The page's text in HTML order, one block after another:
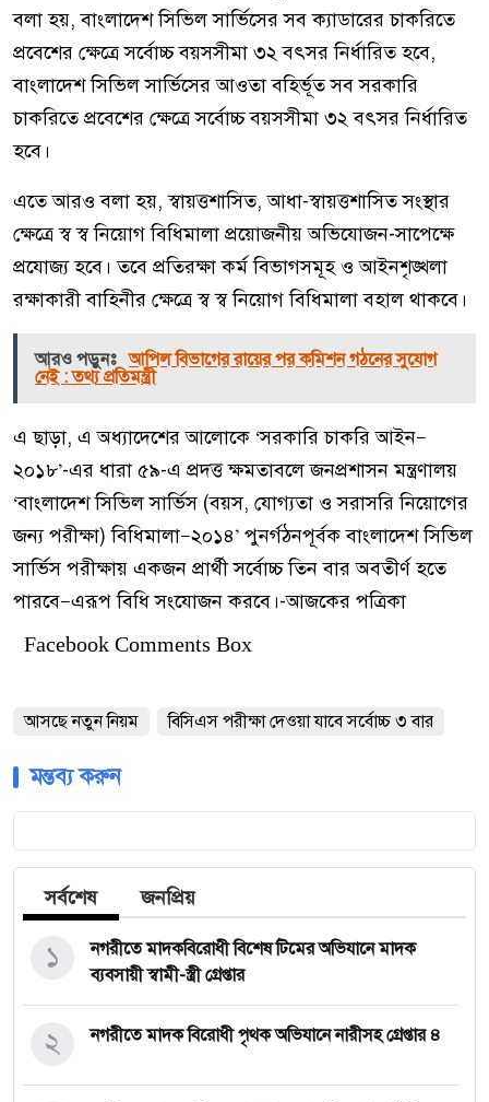
বলা হয়, বাংলাদেশ সিভিল সার্ভিসের সব ক্যাডারের চাকরিতে
প্রবেশের ক্ষেত্রে সর্বোচ্চ বয়সসীমা ৩২ বৎসর নির্ধারিত হবে,
বাংলাদেশ সিভিল সার্ভিসের আওতা বহির্ভূত সব সরকারি
চাকরিতে প্রবেশের ক্ষেত্রে সর্বোচ্চ বয়সসীমা ৩২ বৎসর নির্ধারিত
হবে।
এতে আরও বলা হয়, স্বায়ত্তশাসিত, আধা-স্বায়ত্তশাসিত সংস্থার
ক্ষেত্রে স্ব স্ব নিয়োগ বিধিমালা প্রয়োজনীয় অভিযোজন-সাপেক্ষে
প্রযোজ্য হবে। তবে প্রতিরক্ষা কর্ম বিভাগসমূহ ও আইনশৃঙ্খলা
রক্ষাকারী বাহিনীর ক্ষেত্রে স্ব স্ব নিয়োগ বিধিমালা বহাল থাকবে।
আরও পড়ুনঃ আপিল বিভাগের রায়ের পর কমিশন গঠনের সুযোগ
নেই : তথ্য প্রতিমন্ত্রী
এ ছাড়া, এ অধ্যাদেশের আলোকে ‘সরকারি চাকরি আইন—
২০১৮’-এর ধারা ৫৯-এ প্রদত্ত ক্ষমতাবলে জনপ্রশাসন মন্ত্রণালয়
‘বাংলাদেশ সিভিল সার্ভিস (বয়স, যোগ্যতা ও সরাসরি নিয়োগের
জন্য পরীক্ষা) বিধিমালা—২০১৪’ পুনর্গঠনপূর্বক বাংলাদেশ সিভিল
সার্ভিস পরীক্ষায় একজন প্রার্থী সর্বোচ্চ তিন বার অবতীর্ণ হতে
পারবে—এরূপ বিধি সংযোজন করবে।-আজকের পত্রিকা
Facebook Comments Box
আসছে নতুন নিয়ম বিসিএস পরীক্ষা দেওয়া যাবে সর্বোচ্চ ৩ বার
মন্তব্য করুন
সর্বশেষ জনপ্রিয়
নগরীতে মাদকবিরোধী বিশেষ টিমের অভিযানে মাদক
ব্যবসায়ী স্বামী-স্ত্রী গ্রেপ্তার
১
নগরীতে মাদক বিরোধী পৃথক অভিযানে নারীসহ গ্রেপ্তার ৪
২